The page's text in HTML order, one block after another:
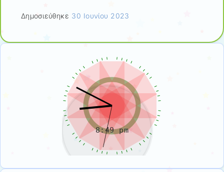
Δημοσιεύθηκε 30 Ιουνίου 2023